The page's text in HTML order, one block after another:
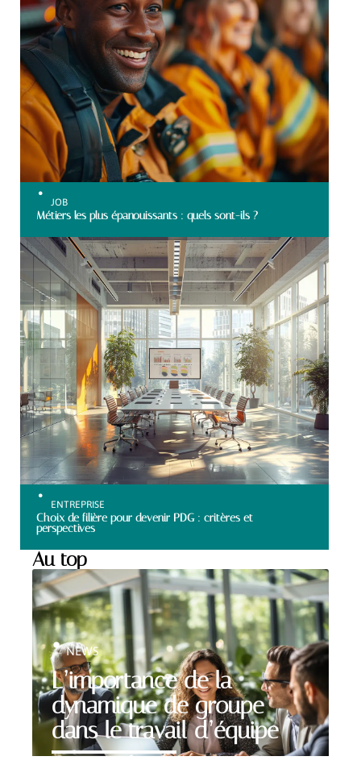
JOB
Métiers les plus épanouissants : quels sont-ils ?
ENTREPRISE
Choix de filière pour devenir PDG : critères et
perspectives
Au top
L’importance de la
dynamique de groupe
dans le travail d’équipe
NEWS